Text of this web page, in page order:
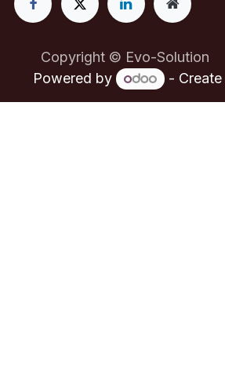
Copyright © Evo-Solution
Powered by - Create